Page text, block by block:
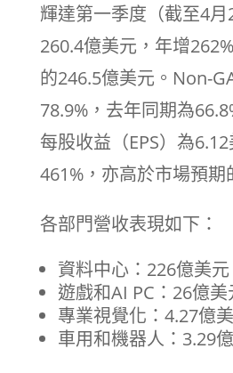
輝達第一季度（截至4
260.4億美元，年增
的246.5億美元。Non-
78.9%，去年同期為
每股收益（EPS）為
461%，亦高於市場預期
各部門營收表現如下：
資料中心：226億美
遊戲和AI PC：26億
專業視覺化：4.27億
車用和機器人：3.29